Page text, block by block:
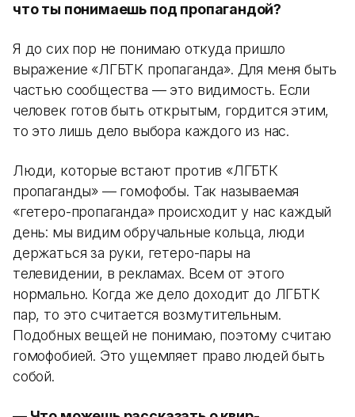
что ты понимаешь под пропагандой?
Я до сих пор не понимаю откуда пришло
выражение «ЛГБТК пропаганда». Для меня быть
частью сообщества — это видимость. Если
человек готов быть открытым, гордится этим,
то это лишь дело выбора каждого из нас.
Люди, которые встают против «ЛГБТК
пропаганды» — гомофобы. Так называемая
«гетеро-пропаганда» происходит у нас каждый
день: мы видим обручальные кольца, люди
держаться за руки, гетеро-пары на
телевидении, в рекламах. Всем от этого
нормально. Когда же дело доходит до ЛГБТК
пар, то это считается возмутительным.
Подобных вещей не понимаю, поэтому считаю
гомофобией. Это ущемляет право людей быть
собой.